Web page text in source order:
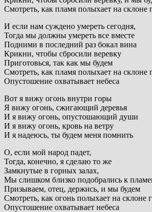
Смотреть, как пламя полыхает на склоне
И если нам суждено умереть сегодня,
Тогда мы должны умереть все вместе
Подними в последний раз бокал вина
Крикни, чтобы сбросили веревку
Приготовься, так как мы будем
Смотреть, как пламя полыхает на склоне
Опустошение охватывает небеса
Вот я вижу огонь внутри горы
Я вижу огонь, сжигающий деревья
И я вижу огонь, опустошающий души
И я вижу огонь, кровь на ветру
И я надеюсь, ты будем меня помнить
О, если мой народ падет,
Тогда, конечно, я сделаю то же
Замкнутые в горных залах,
Мы слишком близко подобрались к
Призываем, отец, держись, и мы будем
Смотреть, как огонь полыхает на склоне
Опустошение охватывает небеса